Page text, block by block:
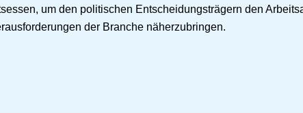
um den politischen Entscheidungsträgern den
der Branche näherzubringen.